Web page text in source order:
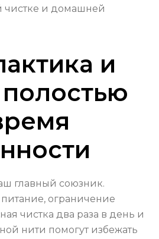
чистке и домашней
и
главный союзник.
ограничение
чистка два раза в день и
нити помогут избежать